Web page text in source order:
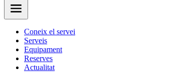
Coneix el servei
Serveis
Equipament
Reserves
Actualitat